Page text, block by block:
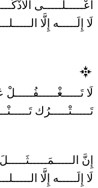
أَعْـــــلَـــــى
لَا إِلَـــــه إِلَّا
لَا تَـــــغْـــــفُـــــلْ
تَـــــتْـــــرُك
إِنَّ
لَا إِلَـــــه إِلَّا